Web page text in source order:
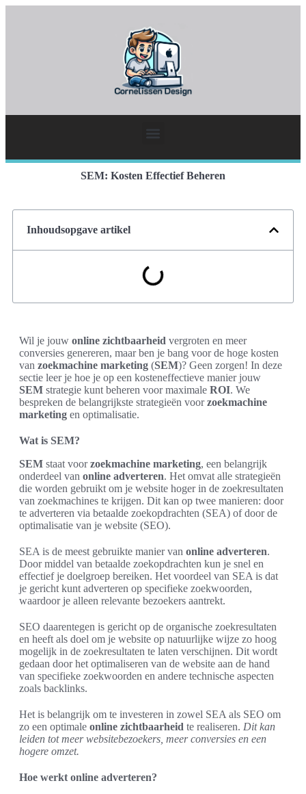
SEM: Kosten Effectief Beheren
Inhoudsopgave artikel
Wil je jouw online zichtbaarheid vergroten en meer
conversies genereren, maar ben je bang voor de hoge kosten
van zoekmachine marketing (SEM)? Geen zorgen! In deze
sectie leer je hoe je op een kosteneffectieve manier jouw
SEM strategie kunt beheren voor maximale ROI. We
bespreken de belangrijkste strategieën voorzoekmachine
marketing en optimalisatie.
Wat is SEM?
SEM staat voorzoekmachine marketing, een belangrijk
onderdeel van online adverteren. Het omvat alle strategieën
die worden gebruikt om je website hoger in de zoekresultaten
van zoekmachines te krijgen. Dit kan op twee manieren: door
te adverteren via betaalde zoekopdrachten (SEA) of door de
optimalisatie van je website (SEO).
SEA is de meest gebruikte manier van online adverteren.
Door middel van betaalde zoekopdrachten kun je snel en
effectief je doelgroep bereiken. Het voordeel van SEA is dat
je gericht kunt adverteren op specifieke zoekwoorden,
waardoor je alleen relevante bezoekers aantrekt.
SEO daarentegen is gericht op de organische zoekresultaten
en heeft als doel om je website op natuurlijke wijze zo hoog
mogelijk in de zoekresultaten te laten verschijnen. Dit wordt
gedaan door het optimaliseren van de website aan de hand
van specifieke zoekwoorden en andere technische aspecten
zoals backlinks.
Het is belangrijk om te investeren in zowel SEA als SEO om
zo een optimale online zichtbaarheid te realiseren. Dit kan
leiden tot meer websitebezoekers, meer conversies en een
hogere omzet.
Hoe werkt online adverteren?